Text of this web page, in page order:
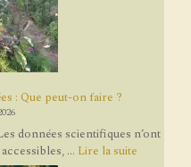
: Que peut-on faire ?
données scientifiques n’ont
... Lire la suite